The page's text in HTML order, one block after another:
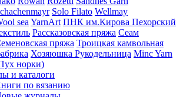
Solo Filato Wellmay
sea YarnArt ПНК им.Кирова Пехорский
Рассказовская пряжа Сеам
пряжа Троицкая камвольная
Хозяюшка Рукодельница Minc Yarn
норки)
и каталоги
по вязанию